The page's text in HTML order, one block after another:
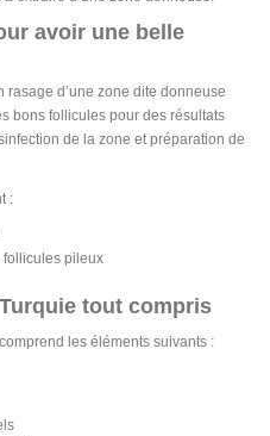
avoir une belle
d’une zone dite donneuse
bons follicules pour des résultats
de la zone et préparation de
:
follicules pileux
tout compris
les éléments suivants :